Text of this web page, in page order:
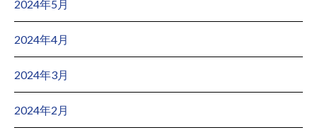
2024年5月
2024年4月
2024年3月
2024年2月